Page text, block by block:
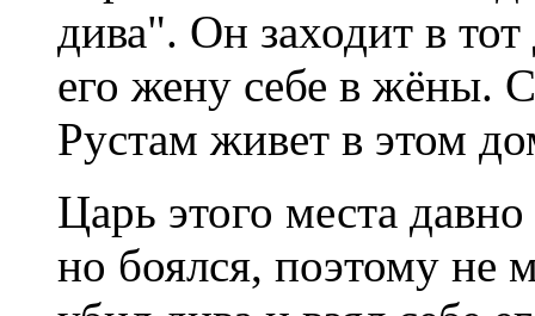
дива". Он заходит в
его жену себе в жёны.
Рустам живет в этом
Царь этого места
но боялся, поэтому не